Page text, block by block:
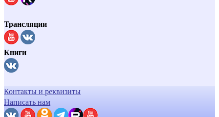
Трансляции
Книги
Контакты и реквизиты
Написать нам